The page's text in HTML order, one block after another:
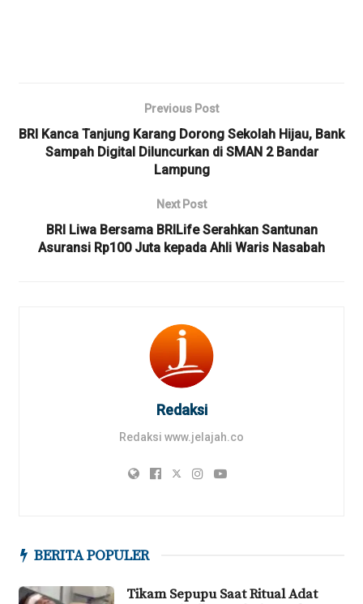
Previous Post
BRI Kanca Tanjung Karang Dorong Sekolah Hijau, Bank
Sampah Digital Diluncurkan di SMAN 2 Bandar
Lampung
Next Post
BRI Liwa Bersama BRILife Serahkan Santunan
Asuransi Rp100 Juta kepada Ahli Waris Nasabah
Redaksi
Redaksi www.jelajah.co
BERITA POPULER
Tikam Sepupu Saat Ritual Adat